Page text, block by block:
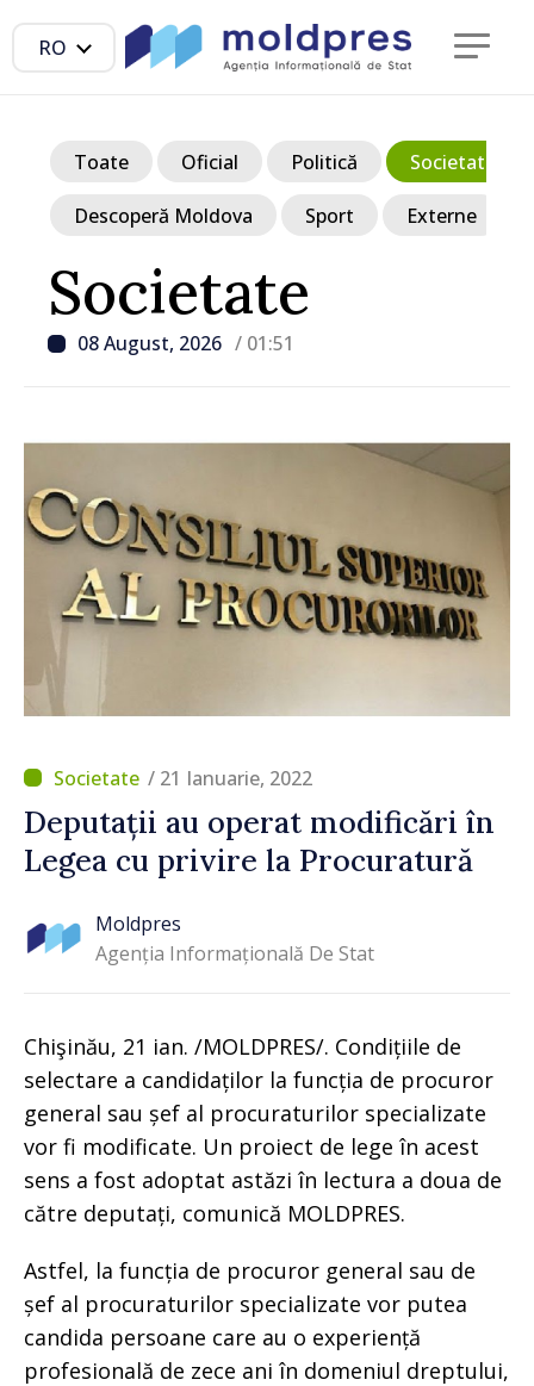
RO
Societate
08 August, 2026 / 01:51
Toate Oficial Politică Societate
Descoperă Moldova Sport Externe
/ 21 Ianuarie, 2022
Deputații au operat modificări în
Legea cu privire la Procuratură
Moldpres
Agenția Informațională De Stat
Chişinău, 21 ian. /MOLDPRES/. Condițiile de
selectare a candidaților la funcția de procuror
general sau șef al procuraturilor specializate
vor fi modificate. Un proiect de lege în acest
sens a fost adoptat astăzi în lectura a doua de
către deputați, comunică MOLDPRES.
Astfel, la funcția de procuror general sau de
șef al procuraturilor specializate vor putea
candida persoane care au o experiență
profesională de zece ani în domeniul dreptului,